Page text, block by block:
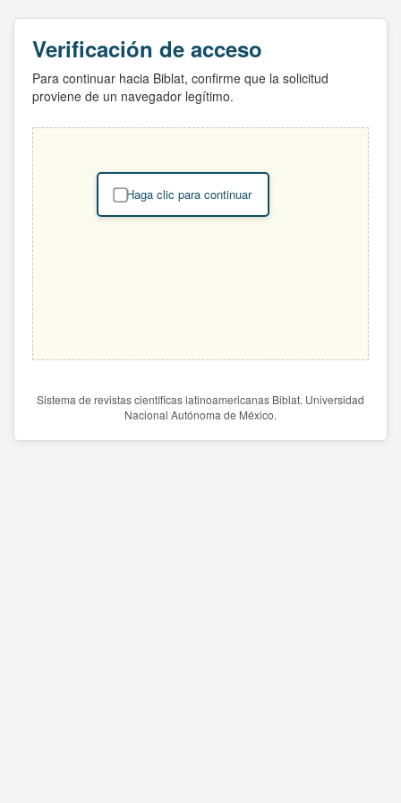
Verificación de acceso
Para continuar hacia Biblat, confirme que la solicitud
proviene de un navegador legítimo.
Haga clic para continuar
Sistema de revistas científicas latinoamericanas Biblat. Universidad
Nacional Autónoma de México.